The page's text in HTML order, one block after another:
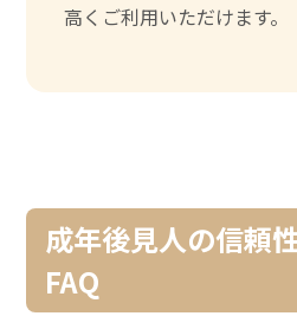
高くご利用いただけます。
成年後見人の信頼
FAQ